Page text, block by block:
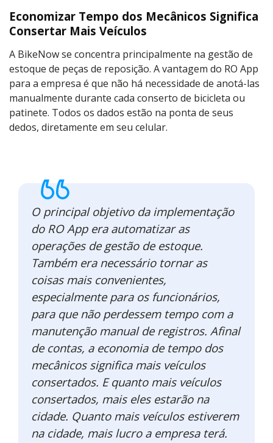
Economizar Tempo dos Mecânicos Significa
Consertar Mais Veículos
A BikeNow se concentra principalmente na gestão de
estoque de peças de reposição. A vantagem do RO App
para a empresa é que não há necessidade de anotá-las
manualmente durante cada conserto de bicicleta ou
patinete. Todos os dados estão na ponta de seus
dedos, diretamente em seu celular.
O principal objetivo da implementação
do RO App era automatizar as
operações de gestão de estoque.
Também era necessário tornar as
coisas mais convenientes,
especialmente para os funcionários,
para que não perdessem tempo com a
manutenção manual de registros. Afinal
de contas, a economia de tempo dos
mecânicos significa mais veículos
consertados. E quanto mais veículos
consertados, mais eles estarão na
cidade. Quanto mais veículos estiverem
na cidade, mais lucro a empresa terá.